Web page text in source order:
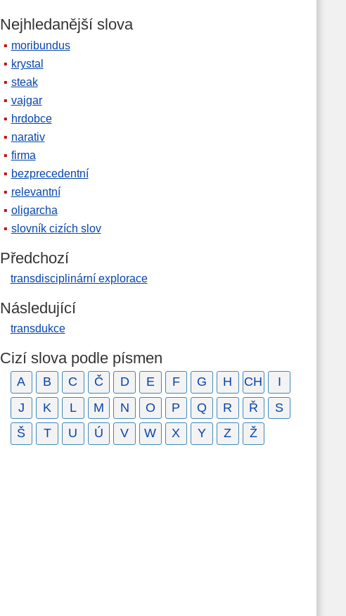
Nejhledanější slova
moribundus
krystal
steak
vajgar
hrdobce
narativ
firma
bezprecedentní
relevantní
oligarcha
slovník cizích slov
Předchozí
transdisciplinární explorace
Následující
transdukce
Cizí slova podle písmen
A B C Č D E F G H CH
I
J
K L M N O P Q R Ř
S
Š
T U Ú V W X Y Z Ž